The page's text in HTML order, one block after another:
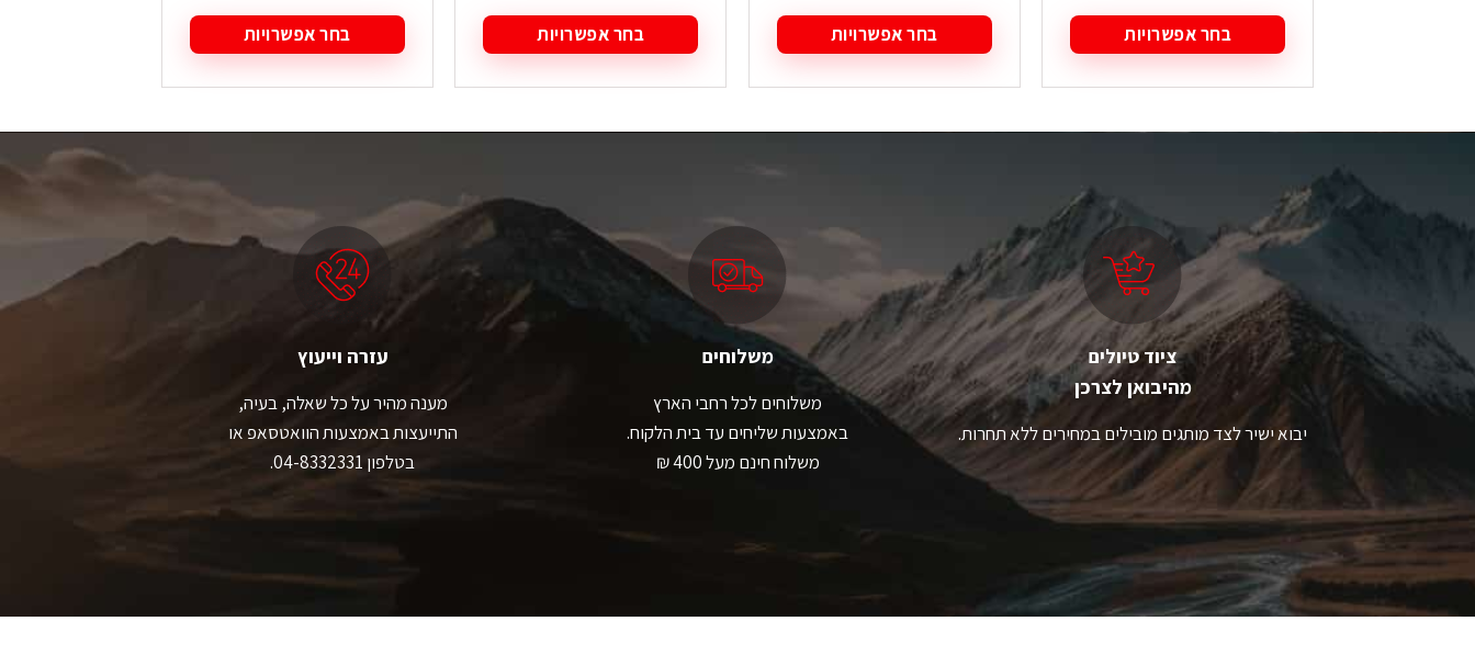
בחר אפשרויות
למוצר
זה
ניתן
לבחור
את
האפשרויות
בעמוד
המוצר
בחר אפשרויות
למוצר
זה
את
האפשרויות
בעמוד
המוצר
בחר אפשרויות
למוצר
זה
את
האפשרויות
בעמוד
בחר אפשרויות
למוצר
זה
ניתן
לבחור
את
האפשרויות
בעמוד
המוצר
מספר
את
האפשרויות
ציוד טיולים
מהיבואן לצרכן
יבוא ישיר לצד מותגים מובילים במחירים ללא תחרות.
משלוחים
משלוחים לכל רחבי הארץ
באמצעות שליחים עד בית הלקוח.
משלוח חינם מעל 400 ₪
עזרה וייעוץ
מענה מהיר על כל שאלה, בעיה,
התייעצות באמצעות הוואטסאפ או
בטלפון 04-8332331.